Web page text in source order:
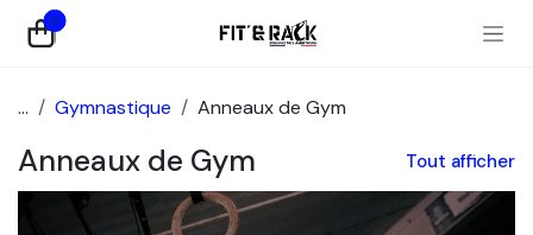
Se rendre au contenu
0
... Gymnastique Anneaux de Gym
Anneaux de Gym Tout afficher